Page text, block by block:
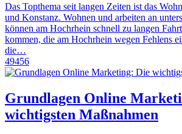
Das Topthema seit langen Zeiten ist das
und Konstanz. Wohnen und arbeiten an
können am Hochrhein schnell zu langen
kommen, die am Hochrhein wegen Fehlens
die…
49456
Grundlagen Online
wichtigsten Maßnahmen